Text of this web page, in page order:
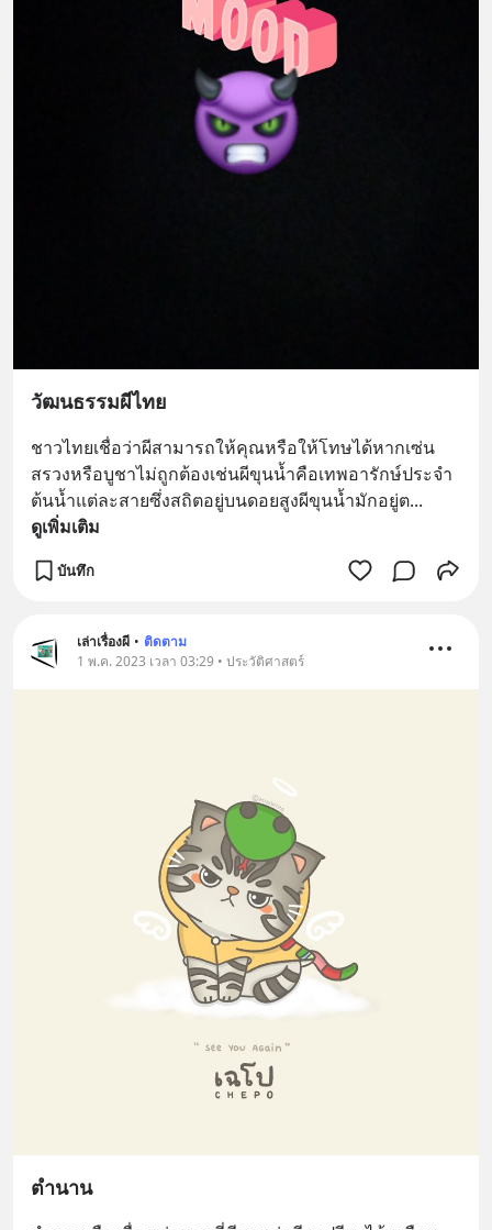
วัฒนธรรมผีไทย
ชาวไทยเชื่อว่าผีสามารถให้คุณหรือให้โทษได้หากเซ่น
สรวงหรือบูชาไม่ถูกต้องเช่นผีขุนน้ำคือเทพอารักษ์ประจำ
ต้นน้ำแต่ละสายซึ่งสถิตอยู่บนดอยสูงผีขุนน้ำมักอยู่ต...
ดูเพิ่มเติม
บันทึก
เล่าเรื่องผี • ติดตาม
1 พ.ค. 2023 เวลา 03:29 • ประวัติศาสตร์
ตำนาน